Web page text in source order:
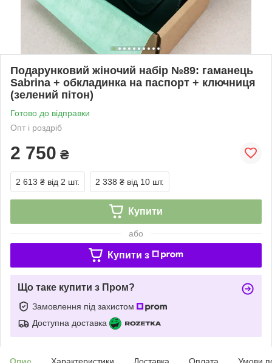
Подарунковий жіночий набір №89: гаманець
Sabrina + обкладинка на паспорт + ключниця
(зелений пітон)
Готово до відправки
Опт і роздріб
2 750 ₴
2 613 ₴ від 2 шт. 2 338 ₴ від 10 шт.
Купити
або
Купити з
Що таке купити з Пром?
Замовлення під захистом
Доступна доставка
Опис Характеристики Доставка Оплата Умови